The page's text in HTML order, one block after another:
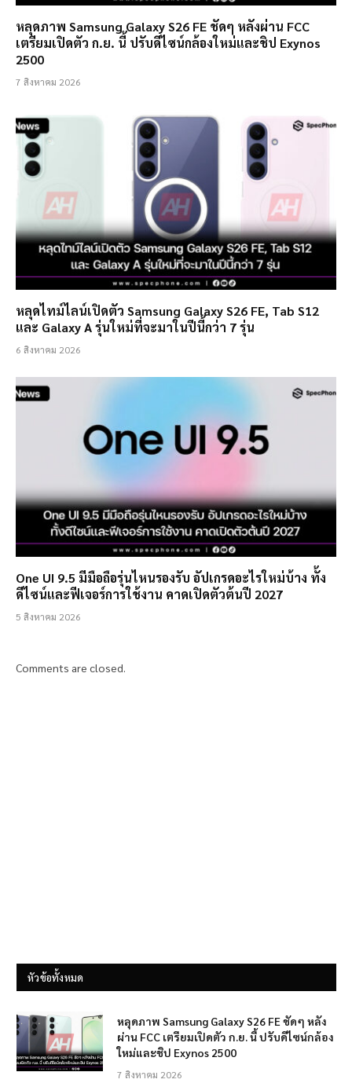
หลุดภาพ Samsung Galaxy S26 FE ชัดๆ หลังผ่าน FCC
เตรียมเปิดตัว ก.ย. นี้ ปรับดีไซน์กล้องใหม่และชิป Exynos
2500
7 สิงหาคม 2026
หลุดไทม์ไลน์เปิดตัว Samsung Galaxy S26 FE, Tab S12
และ Galaxy A รุ่นใหม่ที่จะมาในปีนี้กว่า 7 รุ่น
6 สิงหาคม 2026
One UI 9.5 มีมือถือรุ่นไหนรองรับ อัปเกรดอะไรใหม่บ้าง ทั้ง
ดีไซน์และฟีเจอร์การใช้งาน คาดเปิดตัวต้นปี 2027
5 สิงหาคม 2026
Comments are closed.
หัวข้อทั้งหมด
หลุดภาพ Samsung Galaxy S26 FE ชัดๆ หลัง
ผ่าน FCC เตรียมเปิดตัว ก.ย. นี้ ปรับดีไซน์กล้อง
ใหม่และชิป Exynos 2500
7 สิงหาคม 2026